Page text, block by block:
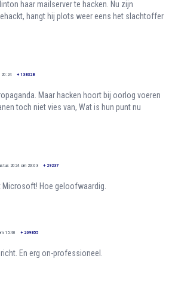
haar mailserver te hacken. Nu zijn
hangt hij plots weer eens het slachtoffer
20:24 + 138328
Maar hacken hoort bij oorlog voeren
toch niet vies van, Wat is hun punt nu
2024 om 20:03 + 29237
Microsoft! Hoe geloofwaardig.
15:40 + 209855
En erg on-professioneel.